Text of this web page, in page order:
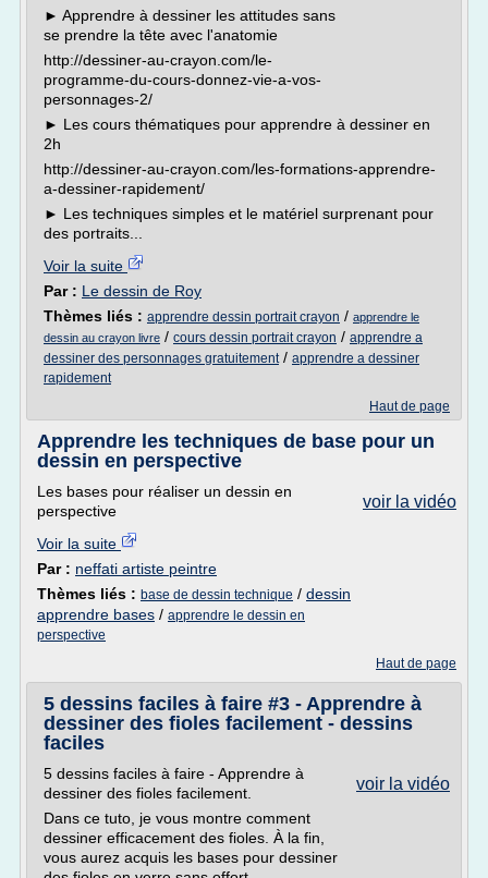
► Apprendre à dessiner les attitudes sans
se prendre la tête avec l'anatomie
http://dessiner-au-crayon.com/le-
programme-du-cours-donnez-vie-a-vos-
personnages-2/
► Les cours thématiques pour apprendre à dessiner en
2h
http://dessiner-au-crayon.com/les-formations-apprendre-
a-dessiner-rapidement/
► Les techniques simples et le matériel surprenant pour
des portraits...
Voir la suite
Par : Le dessin de Roy
Thèmes liés : apprendre dessin portrait crayon / apprendre le
dessin au crayon livre / cours dessin portrait crayon / apprendre a
dessiner des personnages gratuitement/ apprendre a dessiner
rapidement
Haut de page
Apprendre les techniques de base pour un
dessin en perspective
voir la vidéo
Les bases pour réaliser un dessin en
perspective
Voir la suite
Par : neffati artiste peintre
Thèmes liés : base de dessin technique / dessin
apprendre bases / apprendre le dessin en
perspective
Haut de page
5 dessins faciles à faire #3 - Apprendre à
dessiner des fioles facilement - dessins
faciles
voir la vidéo
5 dessins faciles à faire - Apprendre à
dessiner des fioles facilement.
Dans ce tuto, je vous montre comment
dessiner efficacement des fioles. À la fin,
vous aurez acquis les bases pour dessiner